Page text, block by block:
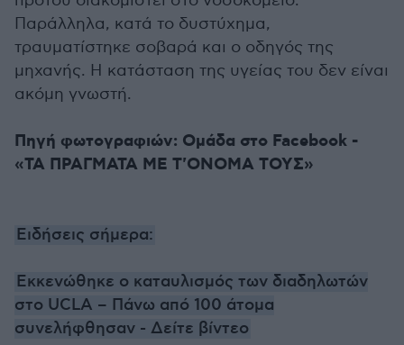
Παράλληλα, κατά το δυστύχημα,
τραυματίστηκε σοβαρά και ο οδηγός της
μηχανής. Η κατάσταση της υγείας του δεν είναι
ακόμη γνωστή.
Πηγή φωτογραφιών: Ομάδα στο Facebook -
«ΤΑ ΠΡΑΓΜΑΤΑ ΜΕ Τ'ΟΝΟΜΑ ΤΟΥΣ»
Ειδήσεις σήμερα:
Εκκενώθηκε ο καταυλισμός των διαδηλωτών
στο UCLA – Πάνω από 100 άτομα
συνελήφθησαν - Δείτε βίντεο